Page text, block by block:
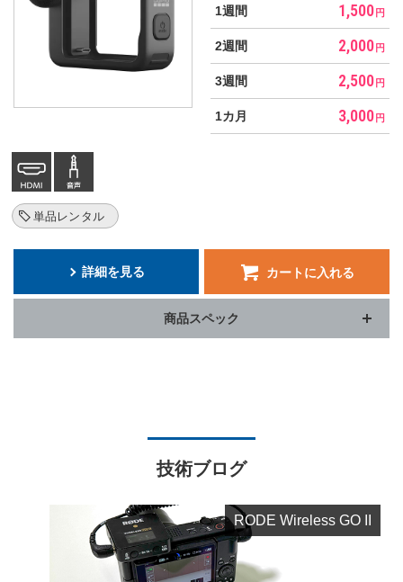
1週間 1,500 円
2週間 2,000 円
3週間 2,500 円
1カ月 3,000 円
単品レンタル
詳細を見る カートに入れる
商品スペック
技術ブログ
RODE Wireless GO II